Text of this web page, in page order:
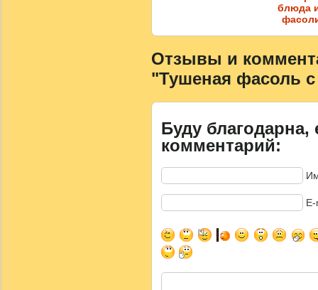
блюда
Отзывы и
"Тушеная фасоль
Буду благодарна,
комментарий: